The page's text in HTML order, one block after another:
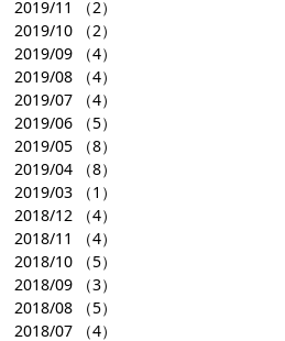
2019/11
（2）
2019/10 （2）
2019/09 （4）
2019/08 （4）
2019/07 （4）
2019/06 （5）
2019/05 （8）
2019/04 （8）
2019/03 （1）
2018/12 （4）
2018/11
（4）
2018/10 （5）
2018/09 （3）
2018/08 （5）
2018/07 （4）